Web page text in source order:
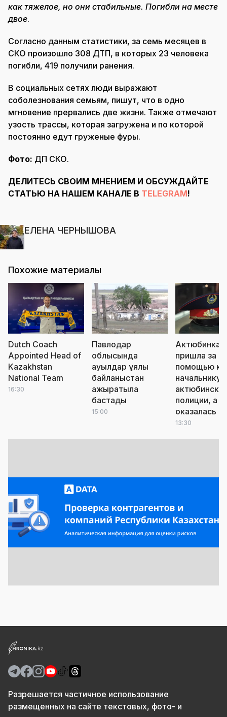
как тяжелое, но они стабильные. Погибли на месте
двое.
Согласно данным статистики, за семь месяцев в
СКО произошло 308 ДТП, в которых 23 человека
погибли, 419 получили ранения.
В социальных сетях люди выражают
соболезнования семьям, пишут, что в одно
мгновение прервались две жизни. Также отмечают
узость трассы, которая загружена и по которой
постоянно едут груженые фуры.
Фото: ДП СКО.
ДЕЛИТЕСЬ СВОИМ МНЕНИЕМ И ОБСУЖДАЙТЕ
СТАТЬЮ НА НАШЕМ КАНАЛЕ В TELEGRAM!
ЕЛЕНА ЧЕРНЫШОВА
Похожие материалы
Dutch Coach
Appointed Head of
Kazakhstan
National Team
16:30
Павлодар
облысында
ауылдар ұялы
байланыстан
ажыратыла
бастады
15:00
Актюбинка
пришла за
помощью к
начальнику
полиции, а
оказалась в
13:30
Разрешается частичное использование
размещенных на сайте текстовых, фото- и